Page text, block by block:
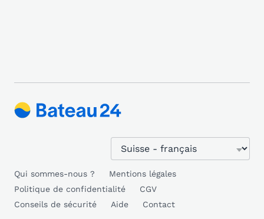
Qui sommes-nous ?
Mentions légales
Politique de confidentialité
CGV
Conseils de sécurité
Aide Contact